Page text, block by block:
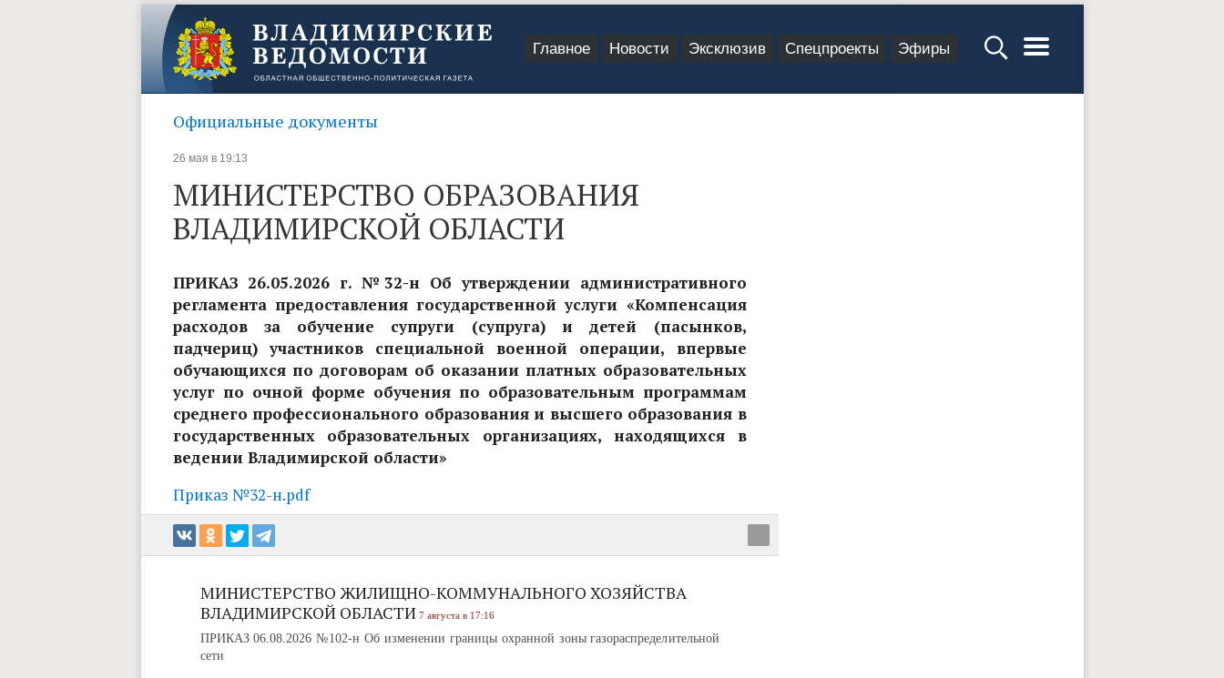
Главное Новости Эксклюзив Спецпроекты Эфиры
Официальные документы
26 мая в 19:13
МИНИСТЕРСТВО ОБРАЗОВАНИЯ
ВЛАДИМИРСКОЙ ОБЛАСТИ
ПРИКАЗ 26.05.2026 г. №32-н Об утверждении административного
регламента предоставления государственной услуги «Компенсация
расходов за обучение супруги (супруга) и детей (пасынков,
падчериц) участников специальной военной операции, впервые
обучающихся по договорам об оказании платных образовательных
услуг по очной форме обучения по образовательным программам
среднего профессионального образования и высшего образования в
государственных образовательных организациях, находящихся в
ведении Владимирской области»
Приказ №32-н.pdf
МИНИСТЕРСТВО ЖИЛИЩНО-КОММУНАЛЬНОГО ХОЗЯЙСТВА
ВЛАДИМИРСКОЙ ОБЛАСТИ 7 августа в 17:16
ПРИКАЗ 06.08.2026 №102-н Об изменении границы охранной зоны газораспределительной
сети